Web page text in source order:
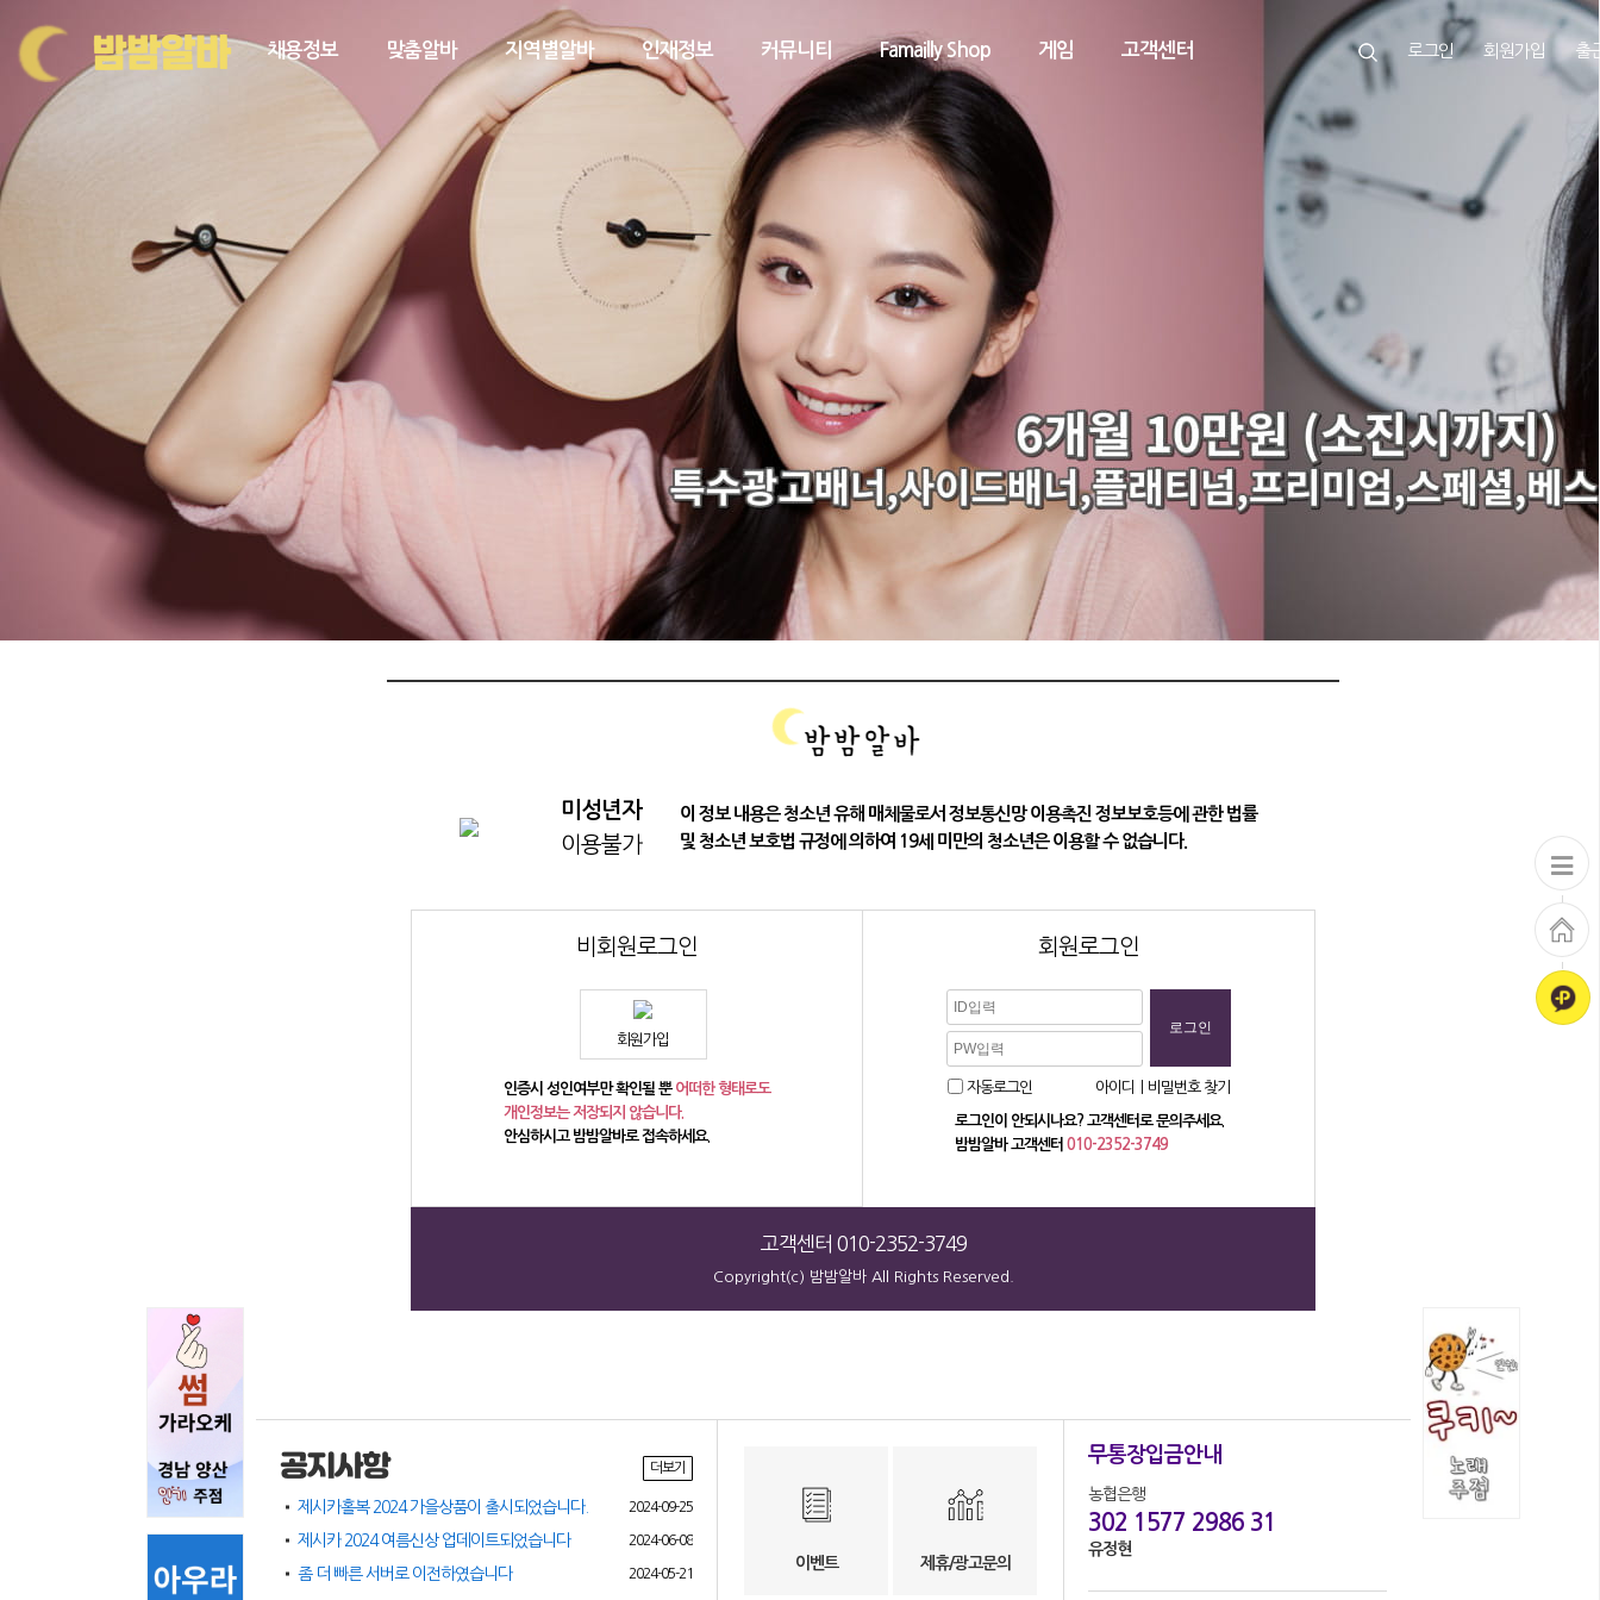
채용정보 맞춤알바 지역별알바 인재정보 커뮤니티 Famailly Shop 게임 고객센터 로그인 회원가입 출
LLOGIN 회원로그인
아이디 · 비밀번호 찾기
회원가입하기
미성년자
이용불가
이 정보 내용은 청소년 유해 매체물로서 정보통신망 이용촉진 정보보호등에 관한 법률
및 청소년 보호법 규정에 의하여 19세 미만의 청소년은 이용할 수 없습니다.
비회원로그인
회원가입
인증시 성인여부만 확인될 뿐 어떠한 형태로도
개인정보는 저장되지 않습니다.
안심하시고 밤밤알바로 접속하세요.
회원로그인
자동로그인 아이디ㅣ비밀번호 찾기
로그인이 안되시나요? 고객센터로 문의주세요.
밤밤알바 고객센터 010-2352-3749
고객센터 010-2352-3749
Copyright(c) 밤밤알바 All Rights Reserved.
공지사항 더보기
제시카홀복 2024 가을상품이 출시되었습니다. 2024-09-25
제시카 2024 여름신상 업데이트되었습니다 2024-06-08
좀 더 빠른 서버로 이전하였습니다 2024-05-21
이벤트 제휴/광고문의
무통장입금안내
농협은행
302 1577 2986 31
유정현